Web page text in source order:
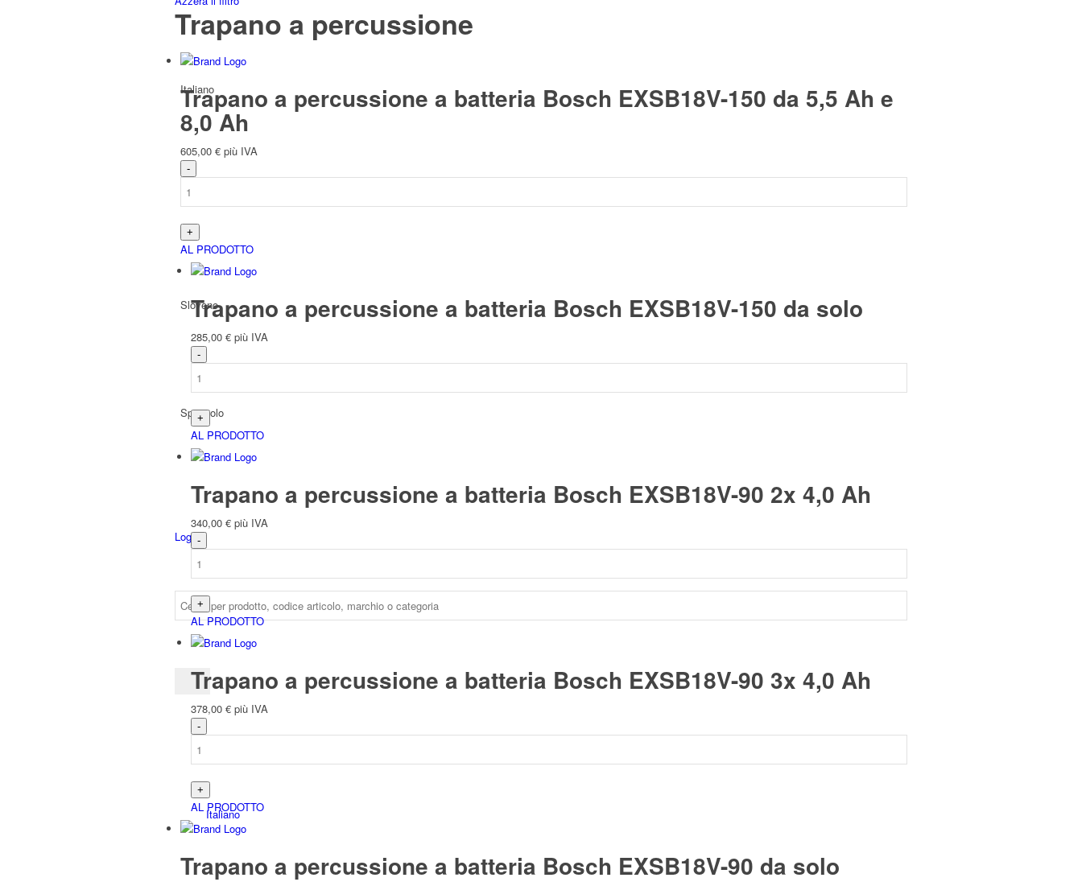
Italiano
Slavo
Sloveno
Spagnolo
Login
Italiano
Trapano a percussione
Trapano a percussione a batteria Bosch EXSB18V-150 da 5,5 Ah e
8,0 Ah
605,00 € più IVA
AL PRODOTTO
Trapano a percussione a batteria Bosch EXSB18V-150 da solo
285,00 € più IVA
AL PRODOTTO
Trapano a percussione a batteria Bosch EXSB18V-90 2x 4,0 Ah
340,00 € più IVA
AL PRODOTTO
Trapano a percussione a batteria Bosch EXSB18V-90 3x 4,0 Ah
378,00 € più IVA
AL PRODOTTO
Trapano a percussione a batteria Bosch EXSB18V-90 da solo